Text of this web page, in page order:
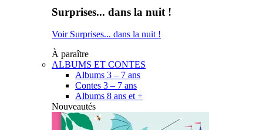
Surprises... dans la nuit !
Voir Surprises... dans la nuit !
À paraître
ALBUMS ET CONTES
Albums 3 – 7 ans
Contes 3 – 7 ans
Albums 8 ans et +
Nouveautés